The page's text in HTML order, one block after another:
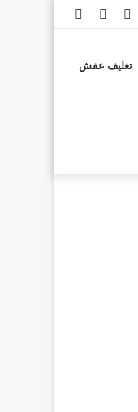
مقال تسجيل
تغليف عفش